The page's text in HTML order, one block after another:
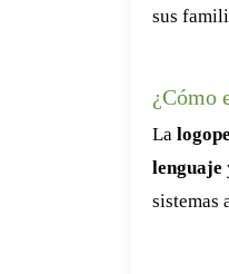
sus
¿Cómo
La
lenguaje
sistemas